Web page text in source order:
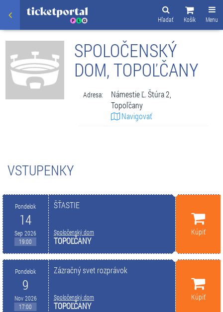
Menu
Košík
Hľadať
SPOLOČENSKÝ
DOM, TOPOĽČANY
Adresa:
Námestie Ľ. Štúra 2,
Topoľčany
Navigovať
VSTUPENKY
Pondelok
14
Sep 2026
19:00
ŠŤASTIE
Spoločenský dom
TOPOĽČANY
Kúpiť
Pondelok
9
Nov 2026
17:00
Zázračný svet rozprávok
Spoločenský dom
TOPOĽČANY
Kúpiť